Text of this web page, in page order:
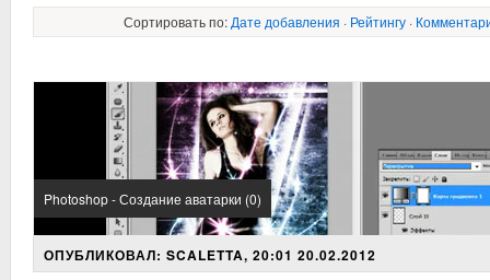
Сортировать по: Дате добавления · Рейтингу ·
Photoshop - Создание аватарки (0)
ОПУБЛИКОВАЛ: SCALETTA, 20:01 20.02.2012